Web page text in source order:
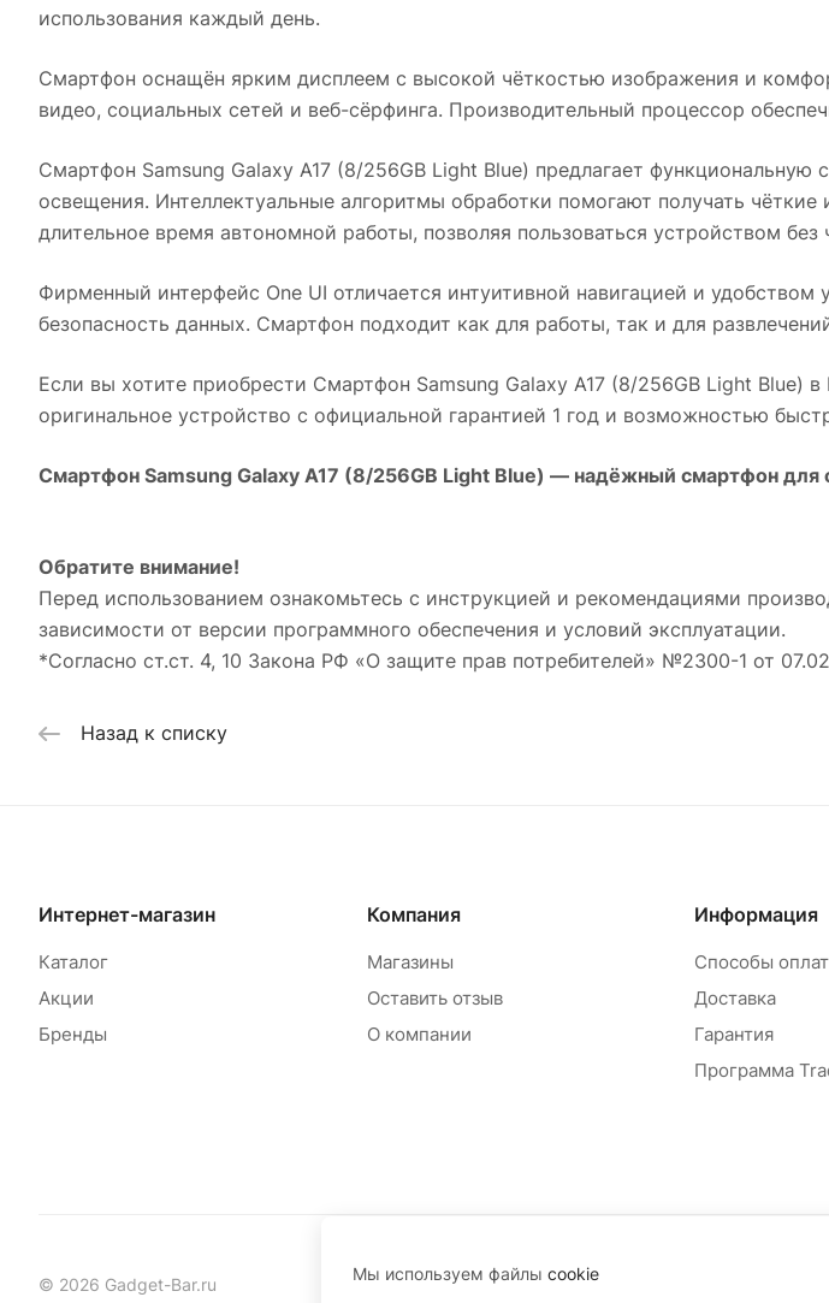
использования каждый день.
Смартфон оснащён ярким дисплеем с высокой чёткостью изображения и
видео, социальных сетей и веб-сёрфинга. Производительный процессор
Смартфон Samsung Galaxy A17 (8/256GB Light Blue) предлагает функциональную
освещения. Интеллектуальные алгоритмы обработки помогают получать
длительное время автономной работы, позволяя пользоваться устройством без
Фирменный интерфейс One UI отличается интуитивной навигацией и
безопасность данных. Смартфон подходит как для работы, так и для
Если вы хотите приобрести Смартфон Samsung Galaxy A17 (8/256GB Light Blue) в
оригинальное устройство с официальной гарантией 1 год и возможностью
Смартфон Samsung Galaxy A17 (8/256GB Light Blue) — надёжный смартфон для
Обратите внимание!
Перед использованием ознакомьтесь с инструкцией и рекомендациями
зависимости от версии программного обеспечения и условий эксплуатации.
*Согласно ст.ст. 4, 10 Закона РФ «О защите прав потребителей» №2300-1 от
Назад к списку
Интернет-магазин
Каталог
Акции
Бренды
Компания
Магазины
Оставить отзыв
О компании
Информация
Способы
Доставка
Гарантия
Программа
© 2026 Gadget-Bar.ru
Мы используем файлы cookie